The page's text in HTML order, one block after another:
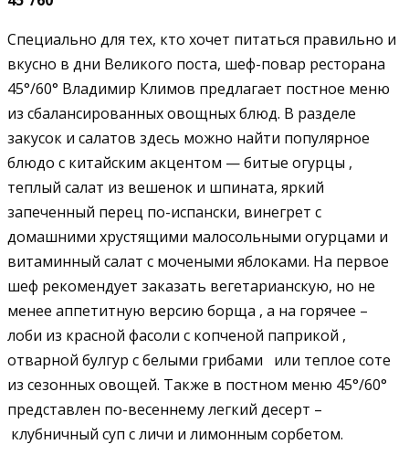
Специально для тех, кто хочет питаться правильно и
вкусно в дни Великого поста, шеф-повар ресторана
45°/60° Владимир Климов предлагает постное меню
из сбалансированных овощных блюд. В разделе
закусок и салатов здесь можно найти популярное
блюдо с китайским акцентом — битые огурцы ,
теплый салат из вешенок и шпината, яркий
запеченный перец по-испански, винегрет с
домашними хрустящими малосольными огурцами и
витаминный салат с мочеными яблоками. На первое
шеф рекомендует заказать вегетарианскую, но не
менее аппетитную версию борща , а на горячее –
лоби из красной фасоли с копченой паприкой ,
отварной булгур с белыми грибами или теплое соте
из сезонных овощей. Также в постном меню 45°/60°
представлен по-весеннему легкий десерт –
клубничный суп с личи и лимонным сорбетом.